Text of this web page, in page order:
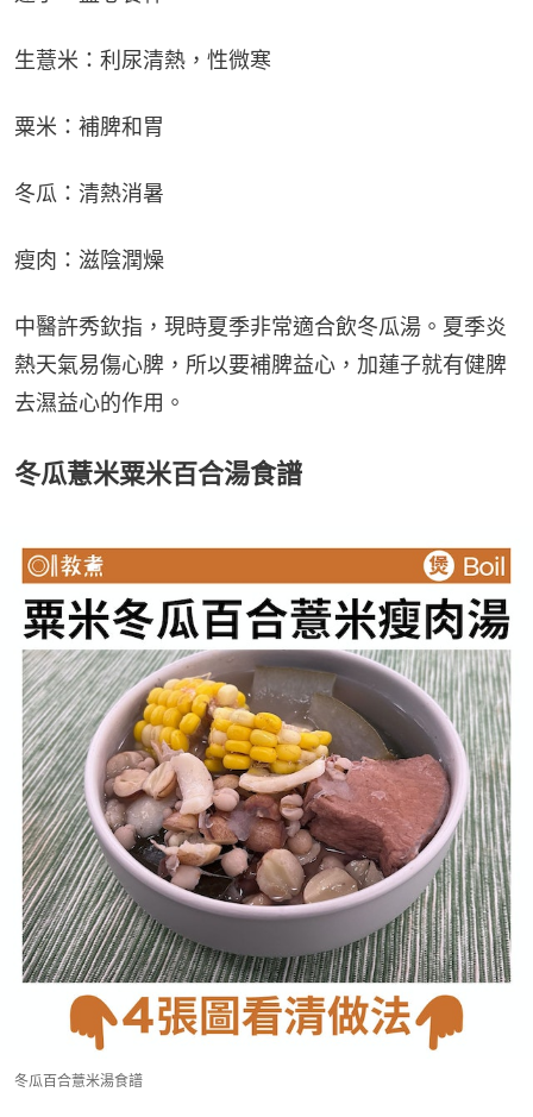
生薏米：利尿清熱，性微寒
粟米：補脾和胃
冬瓜：清熱消暑
瘦肉：滋陰潤燥
中醫許秀欽指，現時夏季非常適合飲冬瓜湯。夏季炎
熱天氣易傷心脾，所以要補脾益心，加蓮子就有健脾
去濕益心的作用。
冬瓜薏米粟米百合湯食譜
冬瓜百合薏米湯食譜